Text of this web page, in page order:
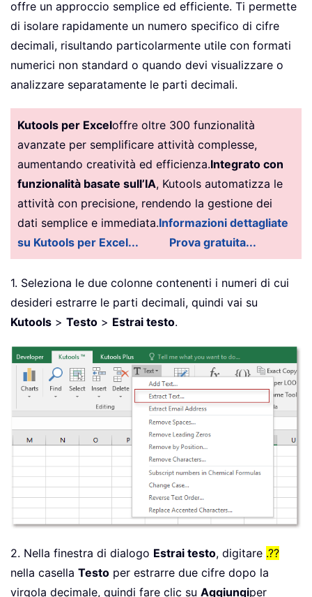
offre un approccio semplice ed efficiente. Ti permette
di isolare rapidamente un numero specifico di cifre
decimali, risultando particolarmente utile con formati
numerici non standard o quando devi visualizzare o
analizzare separatamente le parti decimali.
Kutools per Exceloffre oltre 300 funzionalità
avanzate per semplificare attività complesse,
aumentando creatività ed efficienza.Integrato con
funzionalità basate sull’IA, Kutools automatizza le
attività con precisione, rendendo la gestione dei
dati semplice e immediata.Informazioni dettagliate
su Kutools per Excel...
Prova gratuita...
1. Seleziona le due colonne contenenti i numeri di cui
desideri estrarre le parti decimali, quindi vai su
Kutools > Testo > Estrai testo.
2. Nella finestra di dialogo Estrai testo, digitare .??
nella casella Testo per estrarre due cifre dopo la
virgola decimale, quindi fare clic su Aggiungiper